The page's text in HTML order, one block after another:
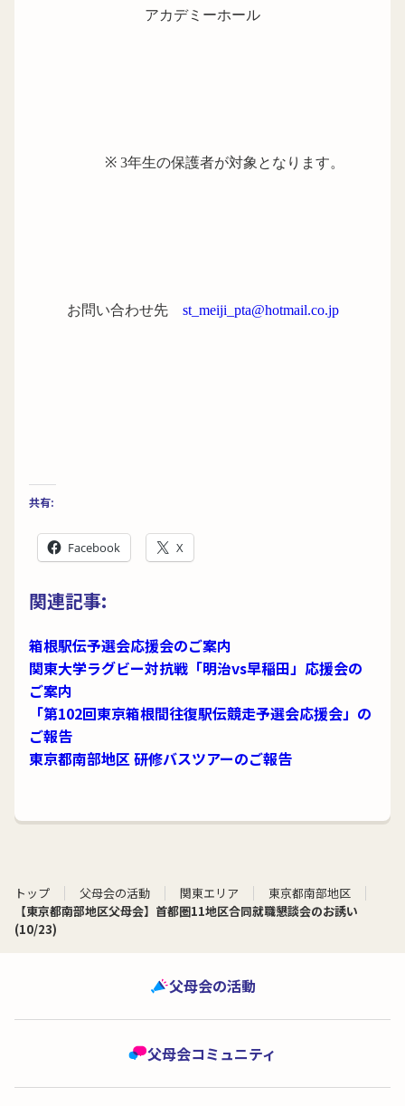
アカデミーホール
※ 3年生の保護者が対象となります。
お問い合わせ先 st_meiji_pta@hotmail.co.jp
共有:
Facebook X
関連記事:
箱根駅伝予選会応援会のご案内
関東大学ラグビー対抗戦「明治vs早稲田」応援会の
ご案内
「第102回東京箱根間往復駅伝競走予選会応援会」の
ご報告
東京都南部地区 研修バスツアーのご報告
トップ 父母会の活動 関東エリア
東京都南部地区
【東京都南部地区父母会】首都圏11地区合同就職懇談会のお誘い
(10/23)
父母会の活動
父母会コミュニティ